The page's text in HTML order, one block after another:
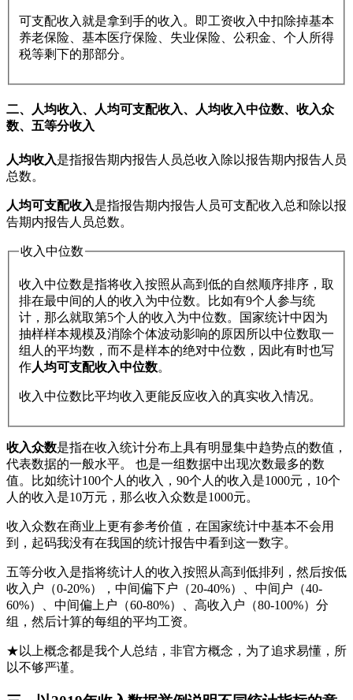
可支配收入就是拿到手的收入。即工资收入中扣除掉基本
养老保险、基本医疗保险、失业保险、公积金、个人所得
税等剩下的那部分。
二、人均收入、人均可支配收入、人均收入中位数、收入众
数、五等分收入
人均收入是指报告期内报告人员总收入除以报告期内报告人员
总数。
人均可支配收入是指报告期内报告人员可支配收入总和除以报
告期内报告人员总数。
收入中位数
收入中位数是指将收入按照从高到低的自然顺序排序，取
排在最中间的人的收入为中位数。比如有9个人参与统
计，那么就取第5个人的收入为中位数。国家统计中因为
抽样样本规模及消除个体波动影响的原因所以中位数取一
组人的平均数，而不是样本的绝对中位数，因此有时也写
作人均可支配收入中位数。
收入中位数比平均收入更能反应收入的真实收入情况。
收入众数是指在收入统计分布上具有明显集中趋势点的数值，
代表数据的一般水平。 也是一组数据中出现次数最多的数
值。比如统计100个人的收入，90个人的收入是1000元，10个
人的收入是10万元，那么收入众数是1000元。
收入众数在商业上更有参考价值，在国家统计中基本不会用
到，起码我没有在我国的统计报告中看到这一数字。
五等分收入是指将统计人的收入按照从高到低排列，然后按低
收入户（0-20%），中间偏下户（20-40%）、中间户（40-
60%）、中间偏上户（60-80%）、高收入户（80-100%）分
组，然后计算的每组的平均工资。
★以上概念都是我个人总结，非官方概念，为了追求易懂，所
以不够严谨。